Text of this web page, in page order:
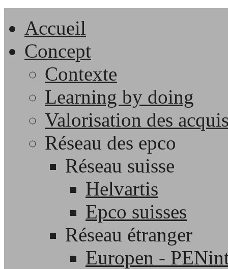
Accueil
Concept
Contexte
Learning by doing
Valorisation des
Réseau des epco
Réseau suisse
Helvartis
Epco suisses
Réseau étranger
Europen -